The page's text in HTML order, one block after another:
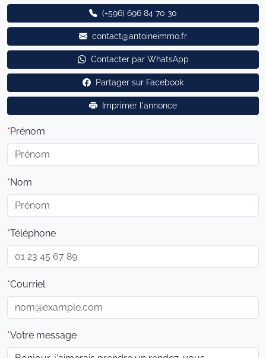
(+596) 696 84 70 30
contact@antoineimmo.fr
Contacter par WhatsApp
Partager sur Facebook
Imprimer l'annonce
Prénom
Nom
Téléphone
Courriel
Votre message